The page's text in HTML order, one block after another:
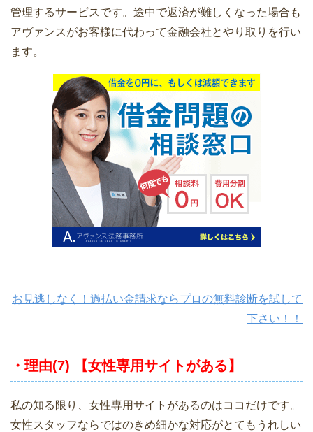
管理するサービスです。途中で返済が難しくなった場合も
アヴァンスがお客様に代わって金融会社とやり取りを行い
ます。
お見逃しなく！過払い金請求ならプロの無料診断を試して
下さい！！
・理由(7) 【女性専用サイトがある】
私の知る限り、女性専用サイトがあるのはココだけです。
女性スタッフならではのきめ細かな対応がとてもうれしい